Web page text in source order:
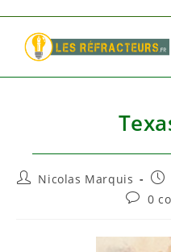
content
Auteur/autrice
Nicolas Marquis
0